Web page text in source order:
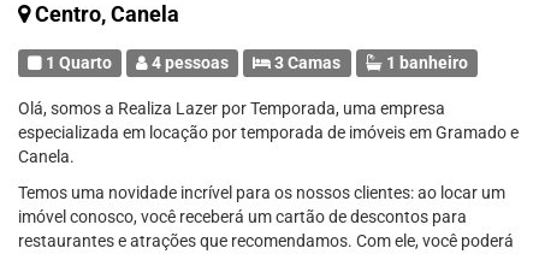
Centro, Canela
1 Quarto 4 pessoas 3 Camas 1 banheiro
Olá, somos a Realiza Lazer por Temporada, uma empresa
especializada em locação por temporada de imóveis em Gramado e
Canela.
Temos uma novidade incrível para os nossos clientes: ao locar um
imóvel conosco, você receberá um cartão de descontos para
restaurantes e atrações que recomendamos. Com ele, você poderá